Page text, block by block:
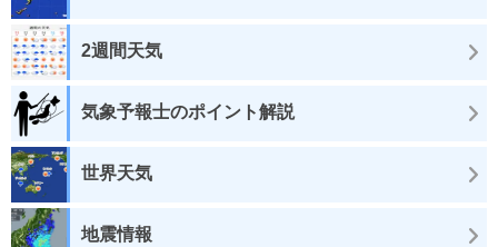
2週間天気
気象予報士のポイント解説
世界天気
地震情報